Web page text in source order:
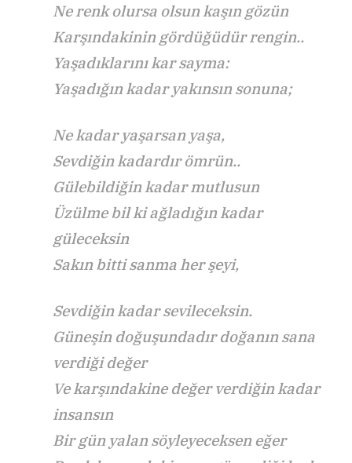
Ne renk olursa olsun kaşın gözün
Karşındakinin gördüğüdür rengin..
Yaşadıklarını kar sayma:
Yaşadığın kadar yakınsın sonuna;
Ne kadar yaşarsan yaşa,
Sevdiğin kadardır ömrün..
Gülebildiğin kadar mutlusun
Üzülme bil ki ağladığın kadar
güleceksin
Sakın bitti sanma her şeyi,
Sevdiğin kadar sevileceksin.
Güneşin doğuşundadır doğanın sana
verdiği değer
Ve karşındakine değer verdiğin kadar
insansın
Bir gün yalan söyleyeceksen eğer